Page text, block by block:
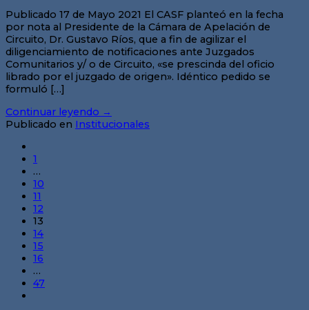
Publicado 17 de Mayo 2021 El CASF planteó en la fecha
por nota al Presidente de la Cámara de Apelación de
Circuito, Dr. Gustavo Ríos, que a fin de agilizar el
diligenciamiento de notificaciones ante Juzgados
Comunitarios y/ o de Circuito, «se prescinda del oficio
librado por el juzgado de origen». Idéntico pedido se
formuló […]
Continuar leyendo →
Publicado en Institucionales
1
…
10
11
12
13
14
15
16
…
47